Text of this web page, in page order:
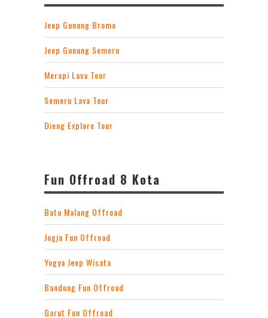
Jeep Gunung Bromo
Jeep Gunung Semeru
Merapi Lava Tour
Semeru Lava Tour
Dieng Explore Tour
Fun Offroad 8 Kota
Batu Malang Offroad
Jogja Fun Offroad
Yogya Jeep Wisata
Bandung Fun Offroad
Garut Fun Offroad